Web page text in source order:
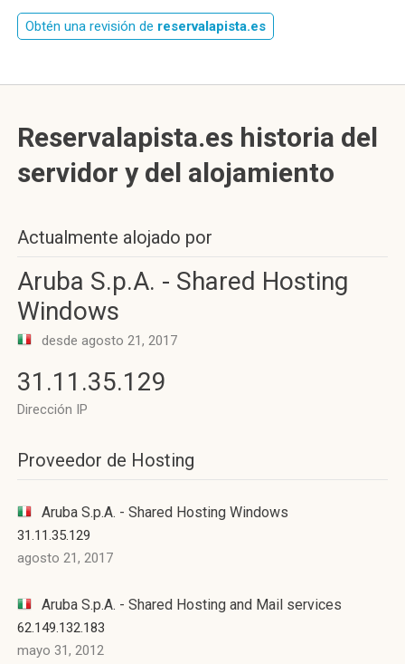
Obtén una revisión de reservalapista.es
Reservalapista.es historia del
servidor y del alojamiento
Actualmente alojado por
Aruba S.p.A. - Shared Hosting
Windows
desde agosto 21, 2017
31.11.35.129
Dirección IP
Proveedor de Hosting
Aruba S.p.A. - Shared Hosting Windows
31.11.35.129
agosto 21, 2017
Aruba S.p.A. - Shared Hosting and Mail services
62.149.132.183
mayo 31, 2012